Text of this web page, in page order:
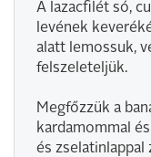
A lazacfilét só,
levének
alatt lemossuk,
felszeleteljük.
Megfőzzük a
kardamommal
és zselatinlappal